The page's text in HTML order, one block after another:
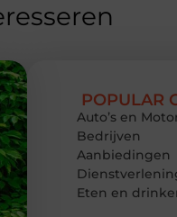
POPULAR
Auto’s en
Bedrijven
Aanbiedingen
Eten en